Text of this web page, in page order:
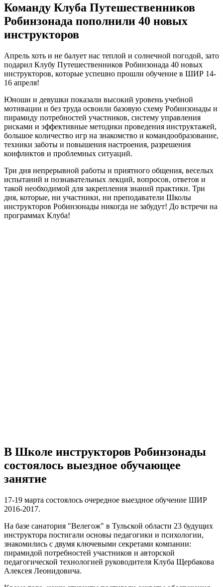
Команду Клуба Путешественников
Робинзонада пополнили 40 новых
инструкторов
Апрель хоть и не балует нас теплой и солнечной погодой, зато
подарил Клубу Путешественников Робинзонада 40 новых
инструкторов, которые успешно прошли обучение в ШИР 14-
16 апреля!
Юноши и девушки показали высокий уровень учебной
мотивации и без труда освоили базовую схему Робинзонады и
пирамиду потребностей участников, систему управления
рисками и эффективные методики проведения инструктажей,
большое количество игр на знакомство и командообразование,
техники заботы и повышения настроения, разрешения
конфликтов и проблемных ситуаций.
Три дня непрерывной работы и приятного общения, веселых
испытаний и познавательных лекций, вопросов, ответов и
такой необходимой для закрепления знаний практики. Три
дня, которые, ни участники, ни преподаватели Школы
инструкторов Робинзонады никогда не забудут! До встречи на
программах Клуба!
В Школе инструкторов Робинзонады
состоялось выездное обучающее
занятие
17-19 марта состоялось очередное выездное обучение ШИР
2016-2017.
На базе санатория "Велегож" в Тульской области 23 будущих
инструктора постигали основы педагогики и психологии,
знакомились с двумя ключевыми секретами компании:
пирамидой потребностей участников и авторской
педагогической технологией руководителя Клуба Щербакова
Алексея Леонидовича.